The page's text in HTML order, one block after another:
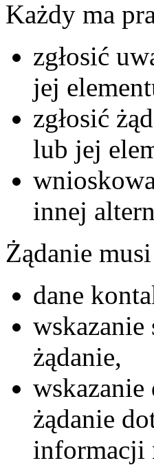
Każdy ma
zgłosić
jej
zgłosić
lub jej
innej
Żądanie
dane
żądanie,
żądanie
informacji